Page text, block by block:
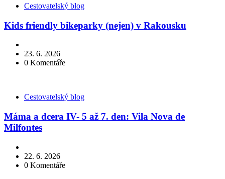
KategorieCestovatelský blog
Kids friendly bikeparky (nejen) v Rakousku
23. 6. 2026
0 Komentáře
KategorieCestovatelský blog
Máma a dcera IV- 5 až 7. den: Vila Nova de
Milfontes
22. 6. 2026
0 Komentáře